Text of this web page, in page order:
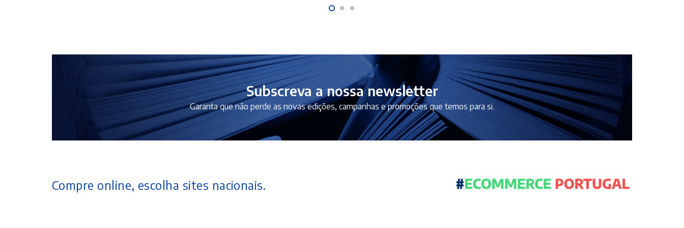
Subscreva a nossa newsletter
Garanta que não perde as novas edições, campanhas e promoções que temos para si.
Compre online, escolha sites nacionais.